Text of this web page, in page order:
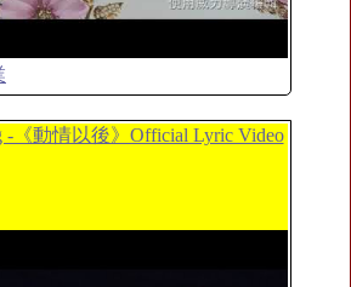
-《動情以後》Official Lyric Video